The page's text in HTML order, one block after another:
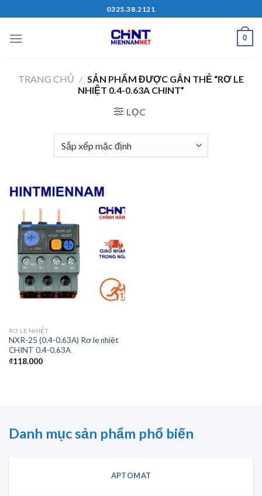
to
content
0325.38.2121
0
TRANG CHỦ / SẢN PHẨM ĐƯỢC GẮN THẺ “RƠ LE
NHIỆT 0.4-0.63A CHINT”
LỌC
RƠ LE NHIỆT
NXR-25 (0.4-0.63A) Rơ le nhiệt
CHINT 0.4-0.63A
₫118.000
Danh mục sản phẩm phổ biến
APTOMAT